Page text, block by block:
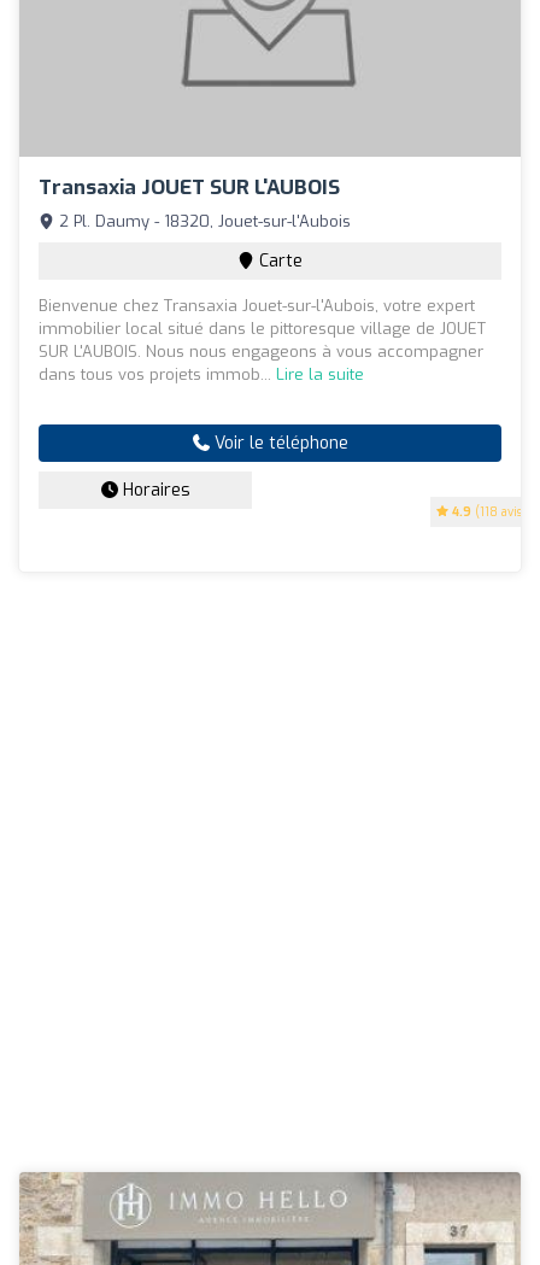
Transaxia JOUET SUR L'AUBOIS
4.9 (118 avis)
2 Pl. Daumy - 18320, Jouet-sur-l'Aubois
Carte
Bienvenue chez Transaxia Jouet-sur-l'Aubois, votre expert
immobilier local situé dans le pittoresque village de JOUET
SUR L'AUBOIS. Nous nous engageons à vous accompagner
dans tous vos projets immob... Lire la suite
Voir le téléphone
Horaires